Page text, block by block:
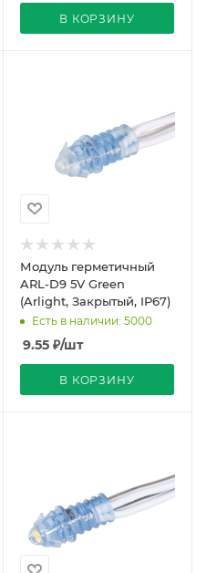
В КОРЗИНУ
Модуль герметичный
ARL-D9 5V Green
(Arlight, Закрытый, IP67)
Есть в наличии: 5000
9.55₽/шт
В КОРЗИНУ